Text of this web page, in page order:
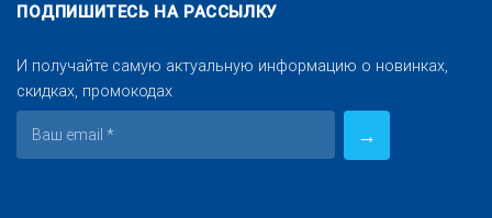
ПОДПИШИТЕСЬ НА РАССЫЛКУ
И получайте самую актуальную информацию о новинках,
скидках, промокодах